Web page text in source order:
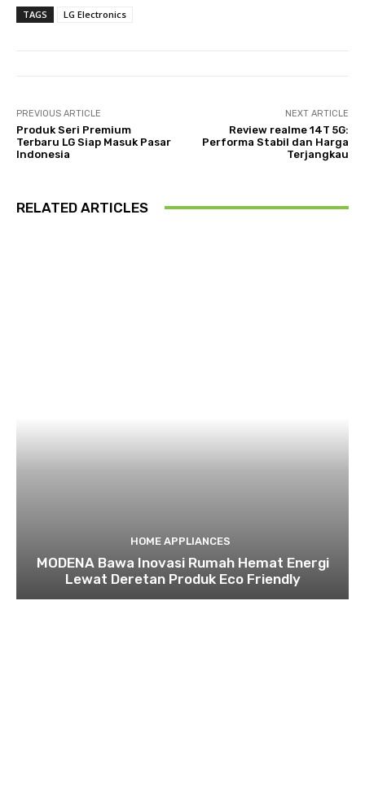
TAGS LG Electronics
PREVIOUS ARTICLE
Produk Seri Premium
Terbaru LG Siap Masuk Pasar
Indonesia
NEXT ARTICLE
Review realme 14T 5G:
Performa Stabil dan Harga
Terjangkau
RELATED ARTICLES
HOME APPLIANCES
MODENA Bawa Inovasi Rumah Hemat Energi
Lewat Deretan Produk Eco Friendly